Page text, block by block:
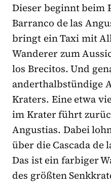
Dieser beginnt beim
Barranco de las
bringt ein Taxi mit
Wanderer zum
los Brecitos. Und
anderthalbstündige
Kraters. Eine etwa
im Krater führt
Angustias. Dabei
über die Cascada de
Das ist ein farbiger
des größten